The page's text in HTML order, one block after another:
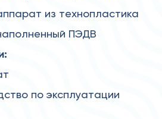
из технопластика
ПЭДВ
по эксплуатации